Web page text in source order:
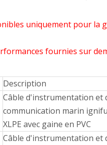
uniquement pour la
fournies sur
Description
Câble d'instrumentation et
communication marin
XLPE avec gaine en PVC
Câble d'instrumentation et